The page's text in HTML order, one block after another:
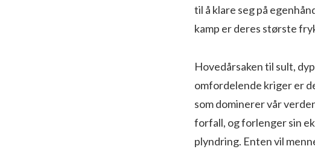
til å klare seg på
kamp er deres største
Hovedårsaken til sult,
omfordelende kriger er
som dominerer vår
forfall, og forlenger sin
plyndring. Enten vil